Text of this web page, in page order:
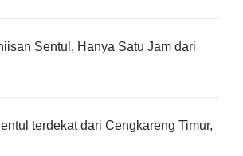
Sentul, Hanya Satu Jam dari
terdekat dari Cengkareng Timur,